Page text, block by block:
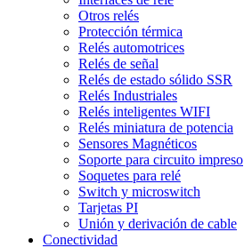
Otros relés
Protección térmica
Relés automotrices
Relés de señal
Relés de estado sólido SSR
Relés Industriales
Relés inteligentes WIFI
Relés miniatura de potencia
Sensores Magnéticos
Soporte para circuito impreso
Soquetes para relé
Switch y microswitch
Tarjetas PI
Unión y derivación de cable
Conectividad